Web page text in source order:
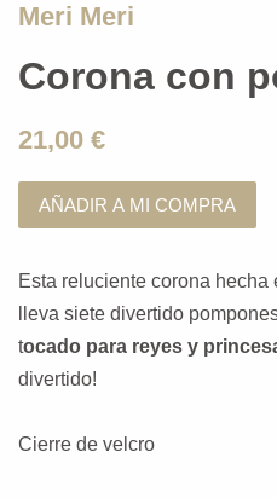
Meri Meri
Corona con
21,00 €
AÑADIR A MI COMPRA
Esta reluciente corona
lleva siete divertido
tocado para reyes y
divertido!
Cierre de velcro